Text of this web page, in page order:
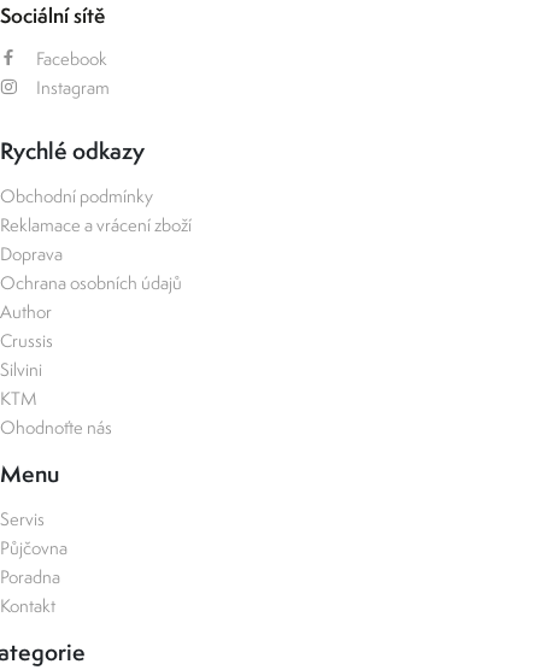
Sociální sítě
Facebook
Instagram
Rychlé odkazy
Obchodní podmínky
Reklamace a vrácení zboží
Doprava
Ochrana osobních údajů
Author
Crussis
Silvini
KTM
Ohodnoťte nás
Menu
Servis
Půjčovna
Poradna
Kontakt